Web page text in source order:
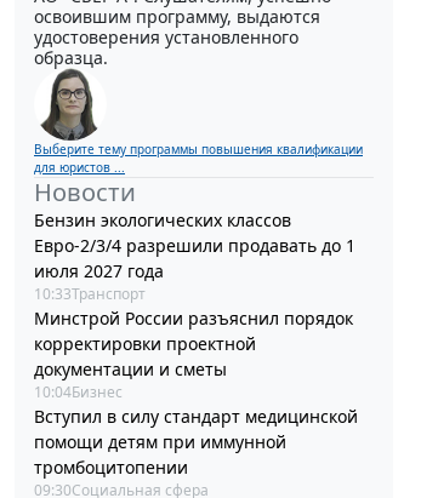
освоившим программу, выдаются
удостоверения установленного
образца.
Выберите тему программы повышения квалификации
для юристов ...
Новости
Бензин экологических классов
Евро-2/3/4 разрешили продавать до 1
июля 2027 года
10:33Транспорт
Минстрой России разъяснил порядок
корректировки проектной
документации и сметы
10:04Бизнес
Вступил в силу стандарт медицинской
помощи детям при иммунной
тромбоцитопении
09:30Социальная сфера